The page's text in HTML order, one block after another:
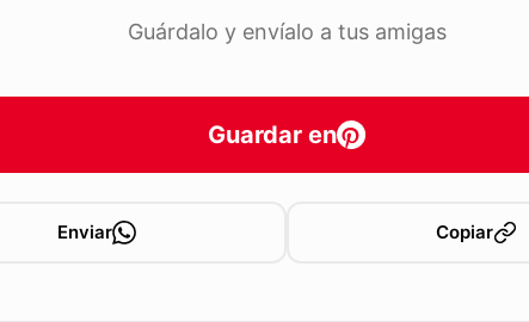
Guárdalo y envíalo a tus amigas
Guardar en
Enviar Copiar